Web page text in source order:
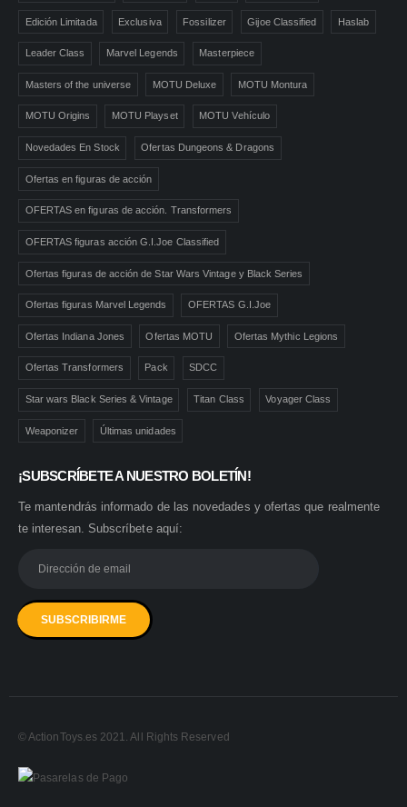
Edición Limitada Exclusiva Fossilizer Gijoe Classified Haslab
Leader Class Marvel Legends Masterpiece
Masters of the universe MOTU Deluxe MOTU Montura
MOTU Origins MOTU Playset MOTU Vehículo
Novedades En Stock Ofertas Dungeons & Dragons
Ofertas en figuras de acción
OFERTAS en figuras de acción. Transformers
OFERTAS figuras acción G.I.Joe Classified
Ofertas figuras de acción de Star Wars Vintage y Black Series
Ofertas figuras Marvel Legends OFERTAS G.I.Joe
Ofertas Indiana Jones Ofertas MOTU Ofertas Mythic Legions
Ofertas Transformers Pack SDCC
Star wars Black Series & Vintage Titan Class Voyager Class
Weaponizer Últimas unidades
¡SUBSCRÍBETE A NUESTRO BOLETÍN!
Te mantendrás informado de las novedades y ofertas que realmente
te interesan. Subscríbete aquí:
© ActionToys.es 2021. All Rights Reserved